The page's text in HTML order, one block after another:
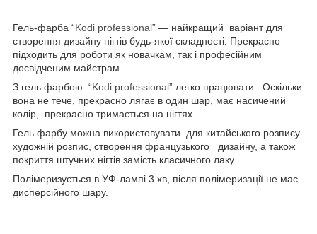
Гель-фарба “Kodi professional” — найкращий варіант для
створення дизайну нігтів будь-якої складності. Прекрасно
підходить для роботи як новачкам, так і професійним
досвідченим майстрам.
З гель фарбою “Kodi professional” легко працювати Оскільки
вона не тече, прекрасно лягає в один шар, має насичений
колір, прекрасно тримається на нігтях.
Гель фарбу можна використовувати для китайського розпису
художній розпис, створення французького дизайну, а також
покриття штучних нігтів замість класичного лаку.
Полімеризується в УФ-лампі 3 хв, після полімеризації не має
дисперсійного шару.